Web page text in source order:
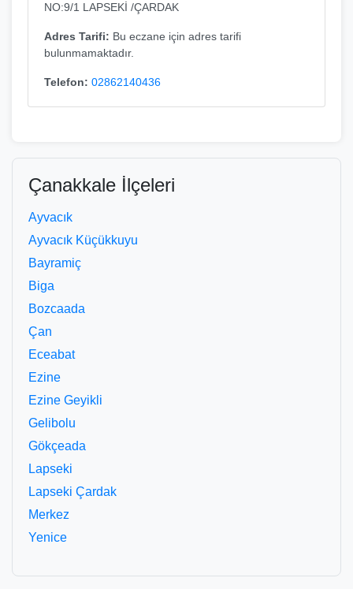
NO:9/1 LAPSEKİ /ÇARDAK
Adres Tarifi: Bu eczane için adres tarifi
bulunmamaktadır.
Telefon: 02862140436
Çanakkale İlçeleri
Ayvacık
Ayvacık Küçükkuyu
Bayramiç
Biga
Bozcaada
Çan
Eceabat
Ezine
Ezine Geyikli
Gelibolu
Gökçeada
Lapseki
Lapseki Çardak
Merkez
Yenice